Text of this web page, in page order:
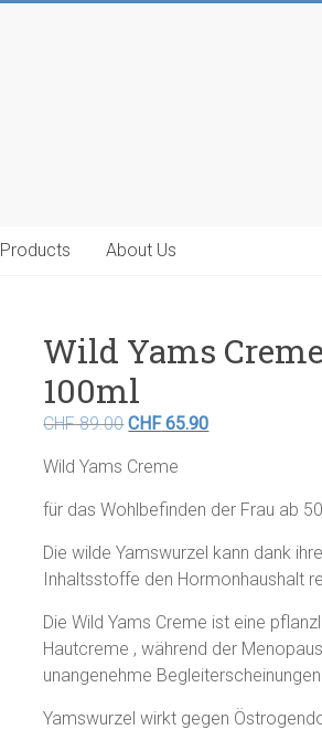
Products About Us
Wild Yams Creme
100ml
CHF89.00Original
was:
CHF 89.00.
CHF65.90Current
CHF 65.90.
Wild Yams Creme
für das Wohlbefinden der Frau ab
Die wilde Yamswurzel kann dank
Inhaltsstoffe den Hormonhaushalt
Die Wild Yams Creme ist eine
Hautcreme , während der
unangenehme
Yamswurzel wirkt gegen